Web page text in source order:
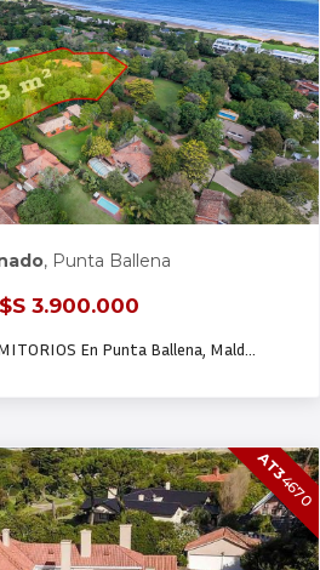
EN VENTA
, Punta Ballena
3.900.000
En Punta Ballena, Mald…
AT3
4670